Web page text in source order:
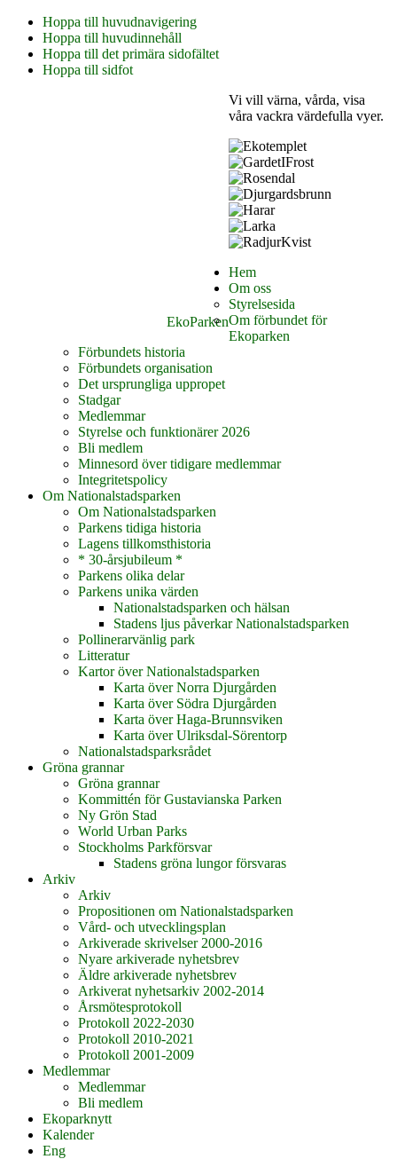
Hoppa till huvudnavigering
Hoppa till huvudinnehåll
Hoppa till det primära sidofältet
Hoppa till sidfot
EkoParken
Vi vill värna, vårda, visa
våra vackra värdefulla vyer.
Hem
Om oss
Styrelsesida
Om förbundet för
Ekoparken
Förbundets historia
Förbundets organisation
Det ursprungliga uppropet
Stadgar
Medlemmar
Styrelse och funktionärer 2026
Bli medlem
Minnesord över tidigare medlemmar
Integritetspolicy
Om Nationalstadsparken
Om Nationalstadsparken
Parkens tidiga historia
Lagens tillkomsthistoria
* 30-årsjubileum *
Parkens olika delar
Parkens unika värden
Nationalstadsparken och hälsan
Stadens ljus påverkar Nationalstadsparken
Pollinerarvänlig park
Litteratur
Kartor över Nationalstadsparken
Karta över Norra Djurgården
Karta över Södra Djurgården
Karta över Haga-Brunnsviken
Karta över Ulriksdal-Sörentorp
Nationalstadsparksrådet
Gröna grannar
Gröna grannar
Kommittén för Gustavianska Parken
Ny Grön Stad
World Urban Parks
Stockholms Parkförsvar
Stadens gröna lungor försvaras
Arkiv
Arkiv
Propositionen om Nationalstadsparken
Vård- och utvecklingsplan
Arkiverade skrivelser 2000-2016
Nyare arkiverade nyhetsbrev
Äldre arkiverade nyhetsbrev
Arkiverat nyhetsarkiv 2002-2014
Årsmötesprotokoll
Protokoll 2022-2030
Protokoll 2010-2021
Protokoll 2001-2009
Medlemmar
Medlemmar
Bli medlem
Ekoparknytt
Kalender
Eng